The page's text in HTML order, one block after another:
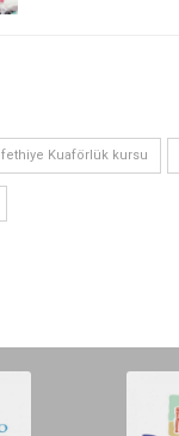
fethiye Kuaförlük kursu